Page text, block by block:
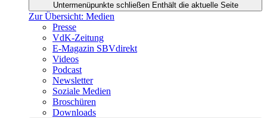
Untermenüpunkte schließen Enthält die aktuelle Seite
Zur Übersicht: Medien
Presse
VdK-Zeitung
E-Magazin SBVdirekt
Videos
Podcast
Newsletter
Soziale Medien
Broschüren
Downloads